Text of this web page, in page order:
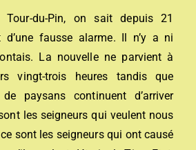
Tour-du-Pin, on sait depuis 21
d’une fausse alarme. Il n’y a ni
La nouvelle ne parvient à
vingt-trois heures tandis que
de paysans continuent d’arriver
les seigneurs qui veulent nous
sont les seigneurs qui ont causé